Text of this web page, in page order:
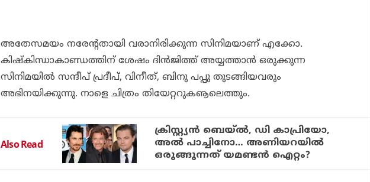
അതേസമയം നരേന്റതായി വരാനിരിക്കുന്ന സിനിമയാണ് എക്കോ.
കിഷ്‌കിന്ധാകാണ്ഡത്തിന് ശേഷം ദിന്‍ജിത്ത് അയ്യത്താന്‍ ഒരുക്കുന്ന
സിനിമയില്‍ സന്ദീപ് പ്രദീപ്, വിനീത്, ബിനു പപ്പു തുടങ്ങിയവരും
അഭിനയിക്കുന്നു. നാളെ ചിത്രം തിയേറ്ററുകൡലെത്തും.
Also Read
ക്രിസ്റ്റ്യന്‍ ബെയ്ല്‍, ഡി കാപ്രിയോ,
അല്‍ പാച്ചിനോ… അണിയറയില്‍
ഒരുങ്ങുന്നത് യമണ്ടന്‍ ഐറ്റം?